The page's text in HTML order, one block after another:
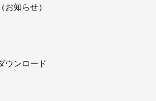
お知らせ）
ウンロード